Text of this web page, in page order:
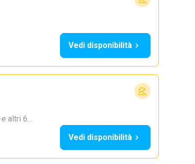
Vedi disponibilità
·e altri 6…
Vedi disponibilità